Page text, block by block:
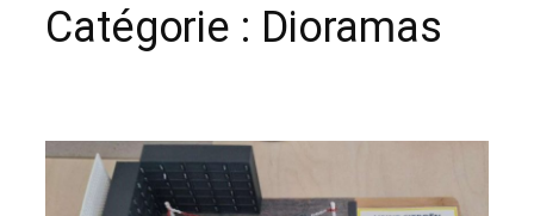
Catégorie : Dioramas